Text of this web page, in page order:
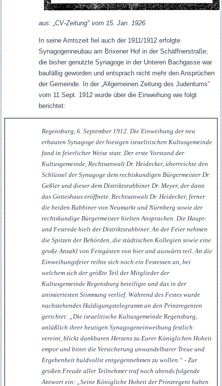
aus: „CV-Zeitung" vom 15. Jan. 1926
In seine Amtszeit fiel auch der1911/1912 erfolgte
Synagogenneubauam Brixener Hof in der Schäffnerstraße;
die bisher genutzte Synagoge in der Unteren Bachgasse war
baufällig geworden und entsprach nicht mehr den Ansprüchen
der Gemeinde. In der „Allgemeinen Zeitung des Judentums“
vom 11.Sept. 1912 wurde über die Einweihung wie folgt
berichtet:
Regensburg, 6. September 1912. Die Einweihung der neu
erbauten Synagoge der hiesigen israelitischen Kultusgemeinde
fand in feierlicher Weise statt. Der erste Vorstand der
Kultusgemeinde, Rechtsanwalt Dr. Heidecker, überreichte den
Schlüssel der Synagoge dem rechtskundigen Bürgermeister Dr.
Geßler und dieser dem Distriktsrabbiner Dr. Meyer, der dann
das Gotteshaus eröffnete. Rechtsanwalt Dr. Heidecker, ferner
die beiden Rabbiner von Neumarkt und Nürnberg sowie der
rechtskundige Bürgermeister hielten Ansprachen. Die Haupt-
und Festrede hielt der Distriktsrabbiner. An der Feier nehmen
die Spitzen der Behörden, die städtischen Kollegien sowie eine
große Anzahl von Festgästen von hier und auswärts teil. An die
Einweihungsfeier reihte sich noch ein Festessen an, bei
welchem sich der größte Teil der Mitglieder der
Kultusgemeinde Regensburg beteiligte und das in der
animiertesten Stimmung verlief. Während des Festes wurde
nachstehendes Huldigungstelegramm an den Prinzregenten
gerichtet: „Die israelitische Kultusgemeinde Regensburg,
anläßlich ihrer heutigen Synagogeneinweihung festlich
vereint, blickt dankbaren Herzens zu Eurer Königlichen Hoheit
empor und bittet die Versicherung unwandelbarer Treue und
Ergebenheit huldvollst entgegennehmen zu wollen.“ - Zur
großen Freude aller Teilnehmer traf noch abends folgende
Antwort ein: „Seine Königliche Hoheit der Prinzregent haben